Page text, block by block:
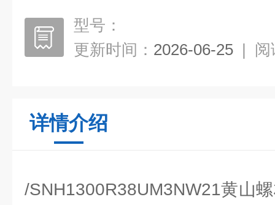
型号：
更新时间： 2026-06-25 | 阅
详情介绍
/SNH1300R38UM3NW21黄山